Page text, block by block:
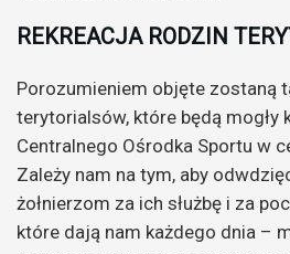
REKREACJA RODZIN
Porozumieniem objęte zostaną
terytorialsów, które będą mogły
Centralnego Ośrodka Sportu w
Zależy nam na tym, aby
żołnierzom za ich służbę i za
które dają nam każdego dnia –